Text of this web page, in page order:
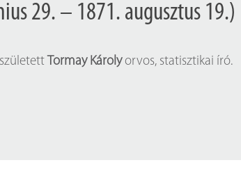
29. – 1871. augusztus 19.)
Tormay Károlyorvos, statisztikai író.